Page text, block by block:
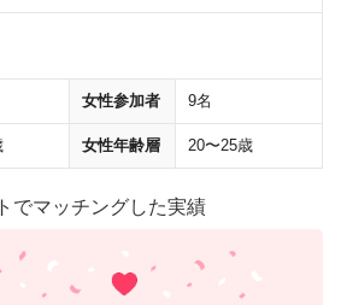
女性参加者 9名
女性年齢層 20〜25歳
でマッチングした実績